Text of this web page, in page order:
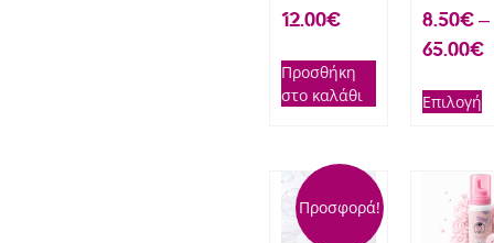
12.00€
Προσθήκη
στο καλάθι
8.50€–
65.00€
Επιλογή
Προσφορά!